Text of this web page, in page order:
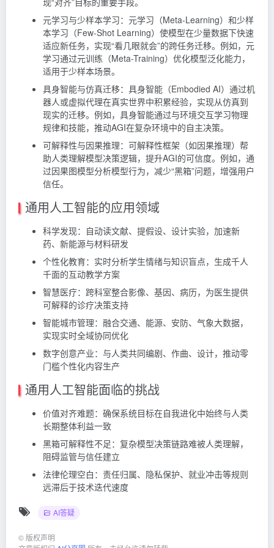
元学习与少样本学习：元学习（Meta-Learning）和少样
本学习（Few-Shot Learning）使模型在少量数据下快速
适应新任务，实现“看几眼就会”的跨任务迁移。例如，元
学习通过元训练（Meta-Training）优化模型泛化能力，
适用于少样本场景。
具身智能与仿真迁移：具身智能（Embodied AI）通过机
器人或虚拟代理在真实世界中积累经验，实现从仿真到
现实的迁移。例如，具身智能通过与环境交互学习物理
规律和技能，推动AGI在复杂环境中的自主决策。
可解释性与因果推理：可解释性框架（如因果推理）帮
助人类理解模型决策逻辑，提升AGI的可信度。例如，通
过因果图模型分析模型行为，减少“黑箱”问题，增强用户
信任。
通用人工智能的应用领域
科学发现：自动读文献、提假设、设计实验，加速新
药、新能源与材料研发
个性化教育：实时分析学生情绪与知识盲点，生成千人
千面的互动教学方案
智慧医疗：跨科室整合影像、基因、病历，为医生提供
可解释的诊疗决策支持
智能城市管理：融合交通、能源、安防、气象大数据，
实现实时全域协同优化
数字创意产业：与人类共同编剧、作曲、设计，推动零
门槛个性化内容生产
通用人工智能面临的挑战
价值对齐难题：确保系统目标在自我进化中始终与人类
长期整体利益一致
黑箱可解释性不足：复杂模型决策链路难被人类理解，
阻碍监管与信任建立
法律伦理空白：责任归属、隐私保护、就业冲击等规则
远滞后于技术迭代速度
AI答疑
© 版权声明